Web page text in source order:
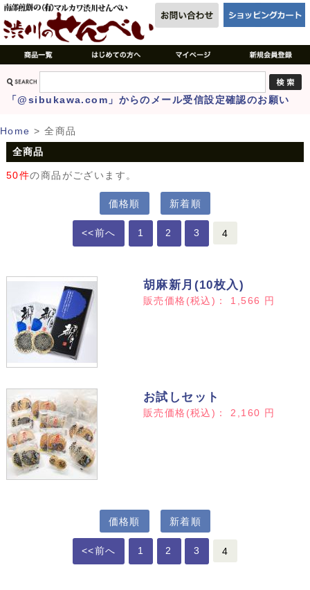
「@sibukawa.com」からのメール受信設定確認のお願い
Home >全商品
全商品
50件の商品がございます。
価格順 新着順
<<前へ 1 2 3 4
胡麻新月(10枚入)
販売価格(税込)： 1,566 円
お試しセット
販売価格(税込)： 2,160 円
価格順 新着順
<<前へ 1 2 3 4